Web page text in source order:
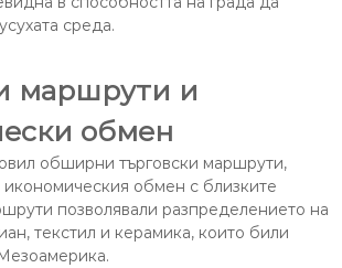
среда.
маршрути и
обмен
обширни търговски маршрути,
икономическия обмен с близките
позволявали разпределението на
текстил и керамика, които били